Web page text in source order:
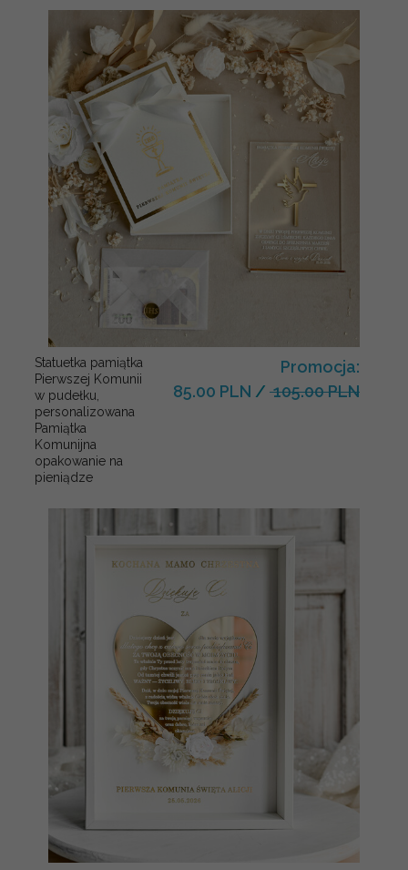
Statuetka pamiątka
Pierwszej Komunii
w pudełku,
personalizowana
Pamiątka
Komunijna
opakowanie na
pieniądze
Promocja:
85.00 PLN / 105.00 PLN